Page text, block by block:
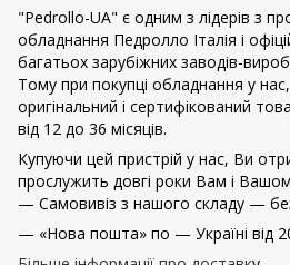
"Pedrollo-UA" є одним з лідерів з
обладнання Педролло Італія і
багатьох зарубіжних заводів-
Тому при покупці обладнання у
оригінальний і сертифікований
від 12 до 36 місяців.
Купуючи цей пристрій у нас, Ви
прослужить довгі роки Вам і
— Самовивіз з нашого складу —
— «Нова пошта» по — Україні від